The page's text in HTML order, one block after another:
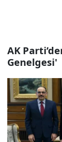
AK
Genelgesi'